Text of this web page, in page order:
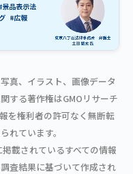
真、イラスト、画像データ
する著作権はGMOリサーチ
を権利者の許可なく無断転
れています。
載されているすべての情報
査結果に基づいて作成され